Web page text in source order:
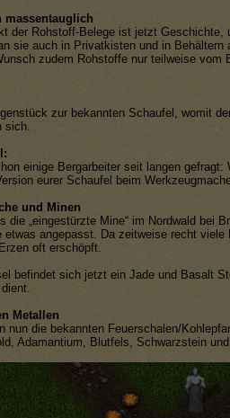
massentauglich
der Rohstoff-Belege ist jetzt
sie auch in Privatkisten und in
zudem Rohstoffe nur teilweise vom
zur bekannten Schaufel, womit
sich.
einige Bergarbeiter seit langen
eurer Schaufel beim
und Minen
die „eingestürzte Mine“ im Nordwald bei
etwas angepasst. Da zeitweise recht
oft erschöpft.
befindet sich jetzt ein Jade und Basalt
Metallen
nun die bekannten Feuerschalen/
Adamantium, Blutfels, Schwarzstein